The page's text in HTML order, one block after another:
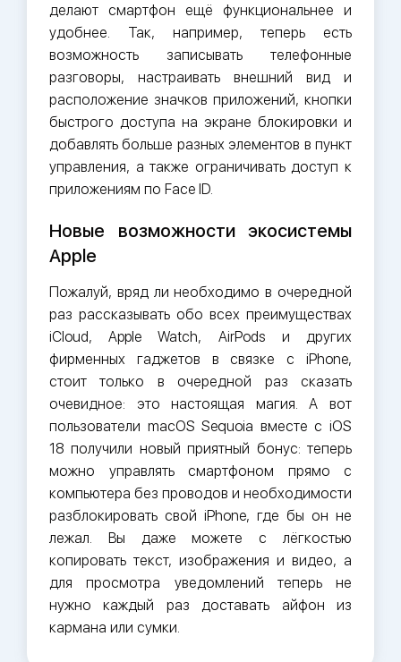
делают смартфон ещё функциональнее и
удобнее. Так, например, теперь есть
возможность записывать телефонные
разговоры, настраивать внешний вид и
расположение значков приложений, кнопки
быстрого доступа на экране блокировки и
добавлять больше разных элементов в пункт
управления, а также ограничивать доступ к
приложениям по Face ID.
Новые возможности экосистемы
Apple
Пожалуй, вряд ли необходимо в очередной
раз рассказывать обо всех преимуществах
iCloud, Apple Watch, AirPods и других
фирменных гаджетов в связке с iPhone,
стоит только в очередной раз сказать
очевидное: это настоящая магия. А вот
пользователи macOS Sequoia вместе с iOS
18 получили новый приятный бонус: теперь
можно управлять смартфоном прямо с
компьютера без проводов и необходимости
разблокировать свой iPhone, где бы он не
лежал. Вы даже можете с лёгкостью
копировать текст, изображения и видео, а
для просмотра уведомлений теперь не
нужно каждый раз доставать айфон из
кармана или сумки.